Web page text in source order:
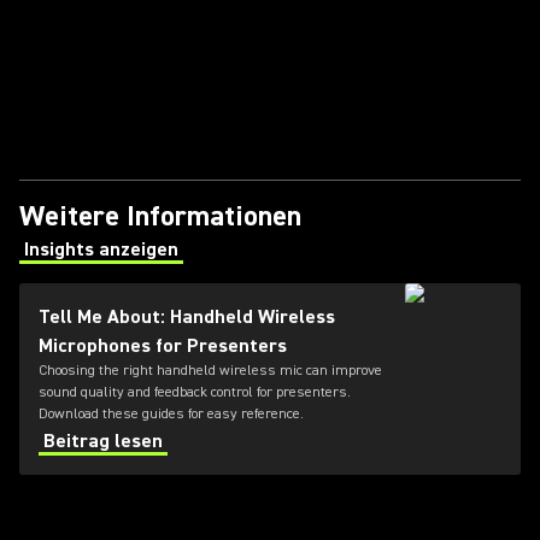
Weitere Informationen
Insights anzeigen
(Opens in a new tab)
Tell Me About: Handheld Wireless
Microphones for Presenters
Choosing the right handheld wireless mic can improve
sound quality and feedback control for presenters.
Download these guides for easy reference.
Beitrag lesen